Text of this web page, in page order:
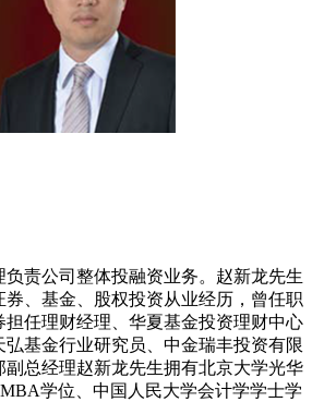
负责公司整体投融资业务。赵新龙先生
券、基金、股权投资从业经历，曾任职
担任理财经理、华夏基金投资理财中心
弘基金行业研究员、中金瑞丰投资有限
副总经理赵新龙先生拥有北京大学光华
学位、中国人民大学会计学学士学